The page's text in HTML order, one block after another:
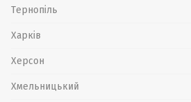
Тернопіль
Харків
Херсон
Хмельницький